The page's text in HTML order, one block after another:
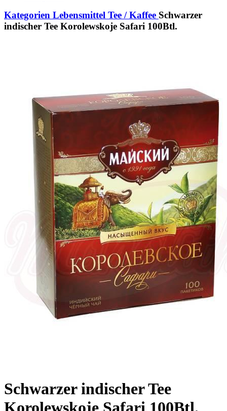
Kategorien Lebensmittel Tee / Kaffee Schwarzer
indischer Tee Korolewskoje Safari 100Btl.
Schwarzer indischer Tee